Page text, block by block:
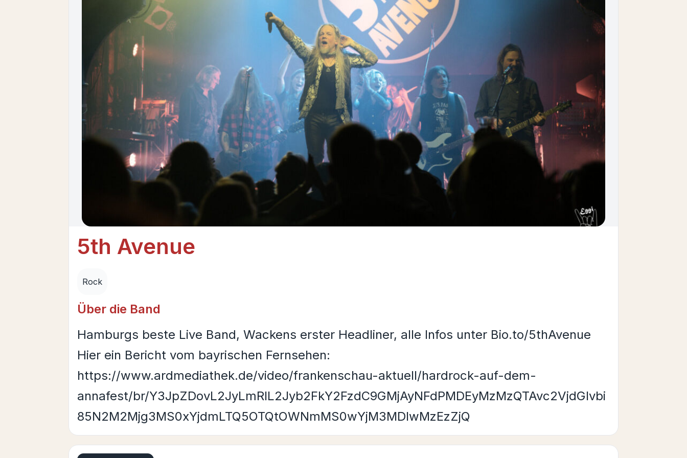
5th Avenue
Rock
Über die Band
Hamburgs beste Live Band, Wackens erster Headliner, alle Infos unter Bio.to/5thAvenue
Hier ein Bericht vom bayrischen Fernsehen:
https://www.ardmediathek.de/video/frankenschau-aktuell/hardrock-auf-dem-
annafest/br/Y3JpZDovL2JyLmRlL2Jyb2FkY2FzdC9GMjAyNFdPMDEyMzMzQTAvc2VjdGlvbi
85N2M2Mjg3MS0xYjdmLTQ5OTQtOWNmMS0wYjM3MDIwMzEzZjQ